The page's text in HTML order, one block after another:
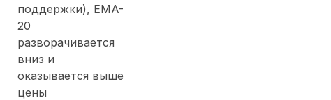
поддержки), EMA-
20
разворачивается
вниз и
оказывается выше
цены